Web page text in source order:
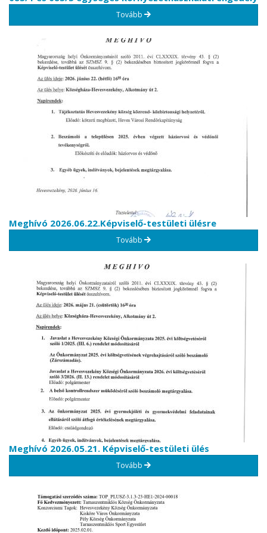
Tovább
Meghívó 2026.06.22.Képviselő-testületi ülésre
Tovább
Meghívó 2026.05.21. Képviselő-testületi ülés
Tovább